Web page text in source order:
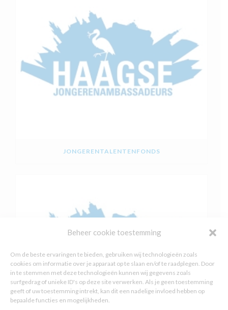
Beheer cookie toestemming
Om de beste ervaringen te bieden, gebruiken wij technologieën zoals
cookies om informatie over je apparaat op te slaan en/of te raadplegen. Door
in te stemmen met deze technologieën kunnen wij gegevens zoals
surfgedrag of unieke ID's op deze site verwerken. Als je geen toestemming
geeft of uw toestemming intrekt, kan dit een nadelige invloed hebben op
bepaalde functies en mogelijkheden.
JONGERENTALENTENFONDS